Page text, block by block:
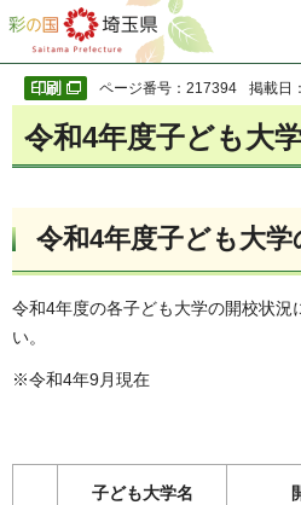
彩の国 埼玉県
ページ番号：217394 掲載日
令和4年度子ども大
令和4年度子ども大学
令和4年度の各子ども大学の開校状況
い。
※令和4年9月現在
子ども大学名